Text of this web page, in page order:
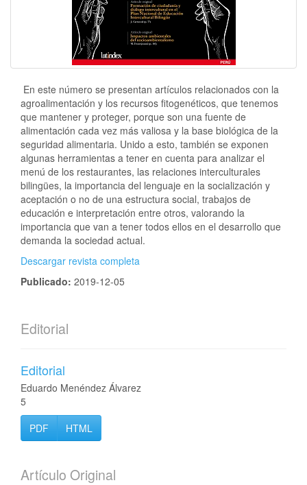
En este número se presentan artículos relacionados con la
agroalimentación y los recursos fitogenéticos, que tenemos
que mantener y proteger, porque son una fuente de
alimentación cada vez más valiosa y la base biológica de la
seguridad alimentaria. Unido a esto, también se exponen
algunas herramientas a tener en cuenta para analizar el
menú de los restaurantes, las relaciones interculturales
bilingües, la importancia del lenguaje en la socialización y
aceptación o no de una estructura social, trabajos de
educación e interpretación entre otros, valorando la
importancia que van a tener todos ellos en el desarrollo que
demanda la sociedad actual.
Descargar revista completa
Publicado: 2019-12-05
Editorial
Editorial
Eduardo Menéndez Álvarez
5
PDF
HTML
Artículo Original